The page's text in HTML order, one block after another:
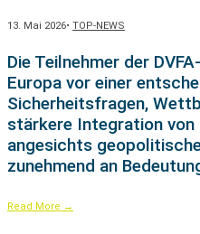
13. Mai 2026• TOP-NEWS
Die Teilnehmer der
Europa vor einer
Sicherheitsfragen,
stärkere Integration
angesichts
zunehmend an
Read More →